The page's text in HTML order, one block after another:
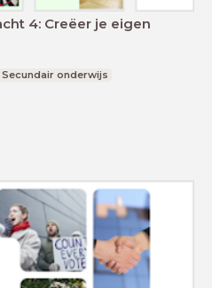
4: Creëer je eigen
Secundair onderwijs